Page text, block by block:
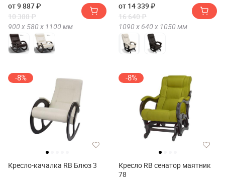
от 9 887 ₽
10 388 ₽
900 х 580 х 1100 мм
от 14 339 ₽
16 640 ₽
1090 х 640 х 1050 мм
-8%
Кресло-качалка RB Блюз 3
-8%
Кресло RB сенатор маятник
78